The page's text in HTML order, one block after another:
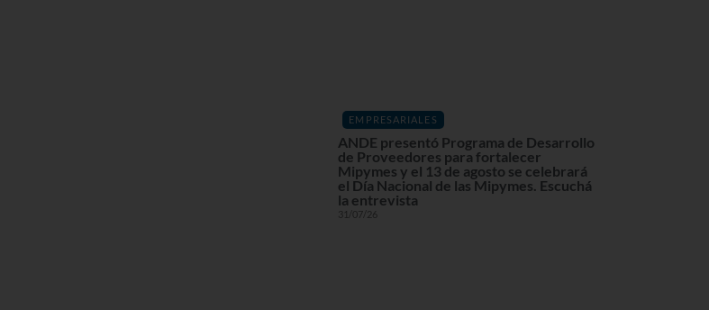
EMPRESARIALES
ANDE presentó Programa de Desarrollo
de Proveedores para fortalecer
Mipymes y el 13 de agosto se celebrará
el Día Nacional de las Mipymes. Escuchá
la entrevista
31/07/26